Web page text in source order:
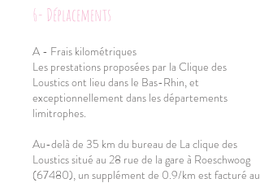
6- Déplacements
A - Frais kilométriques
Les prestations proposées par la Clique des
Loustics ont lieu dans le Bas-Rhin, et
exceptionnellement dans les départements
limitrophes.
Au-delà de 35 km du bureau de La clique des
Loustics situé au 28 rue de la gare à Roeschwoog
(67480), un supplément de 0.9/km est facturé au